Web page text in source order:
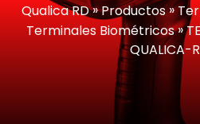
Qualica RD»Productos»
Terminales Biométricos»
QUALICA-